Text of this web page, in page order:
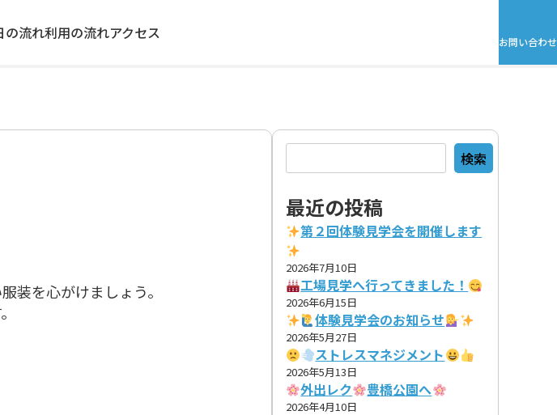
の流れ利用の流れアクセス お問い合わせ
装を心がけましょう。
検索
最近の投稿
第２回体験見学会を開催します
2026年7月10日
工場見学へ行ってきました！
2026年6月15日
体験見学会のお知らせ
2026年5月27日
ストレスマネジメント
2026年5月13日
外出レク 豊橋公園へ
2026年4月10日